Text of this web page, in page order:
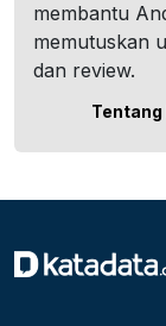
membantu
memutuskan
dan review.
Tentang